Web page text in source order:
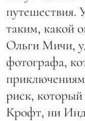
путешествия.
таким, какой
Ольги Мичи,
фотографа,
риск,
Крофт, ни